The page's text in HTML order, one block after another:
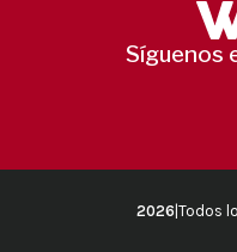
Síguenos
2026 Todos